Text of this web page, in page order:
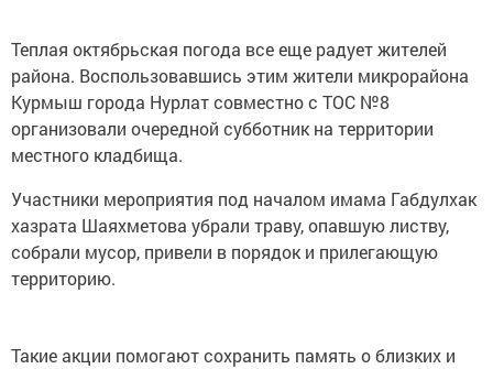
Теплая октябрьская погода все еще радует жителей
района. Воспользовавшись этим жители микрорайона
Курмыш города Нурлат совместно с ТОС №8
организовали очередной субботник на территории
местного кладбища.
Участники мероприятия под началом имама Габдулхак
хазрата Шаяхметова убрали траву, опавшую листву,
собрали мусор, привели в порядок и прилегающую
территорию.
Такие акции помогают сохранить память о близких и